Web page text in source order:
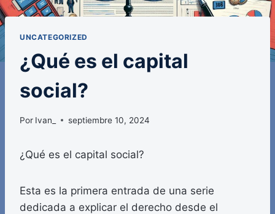
UNCATEGORIZED
¿Qué es el capital
social?
Por Ivan_ septiembre 10, 2024
¿Qué es el capital social?
Esta es la primera entrada de una serie
dedicada a explicar el derecho desde el